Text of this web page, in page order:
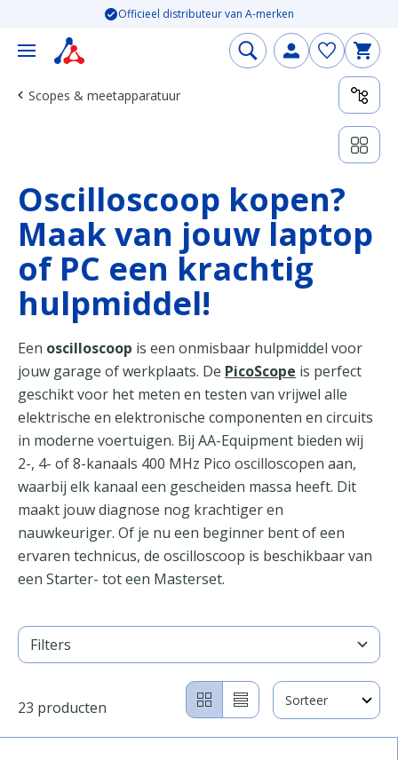
Officieel distributeur van A-merken
Scopes & meetapparatuur
Oscilloscoop kopen?
Maak van jouw laptop
of PC een krachtig
hulpmiddel!
Een oscilloscoop is een onmisbaar hulpmiddel voor
jouw garage of werkplaats. De PicoScope is perfect
geschikt voor het meten en testen van vrijwel alle
elektrische en elektronische componenten en circuits
in moderne voertuigen. Bij AA-Equipment bieden wij
2-, 4- of 8-kanaals 400 MHz Pico oscilloscopen aan,
waarbij elk kanaal een gescheiden massa heeft. Dit
maakt jouw diagnose nog krachtiger en
nauwkeuriger. Of je nu een beginner bent of een
ervaren technicus, de oscilloscoop is beschikbaar van
een Starter- tot een Masterset.
Filters
23 producten